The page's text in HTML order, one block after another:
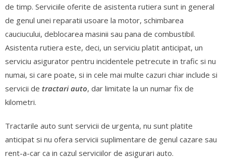
de timp. Serviciile oferite de asistenta rutiera sunt in general
de genul unei reparatii usoare la motor, schimbarea
cauciucului, deblocarea masinii sau pana de combustibil.
Asistenta rutiera este, deci, un serviciu platit anticipat, un
serviciu asigurator pentru incidentele petrecute in trafic si nu
numai, si care poate, si in cele mai multe cazuri chiar include si
servicii de tractari auto, dar limitate la un numar fix de
kilometri.
Tractarile auto sunt servicii de urgenta, nu sunt platite
anticipat si nu ofera servicii suplimentare de genul cazare sau
rent-a-car ca in cazul serviciilor de asigurari auto.